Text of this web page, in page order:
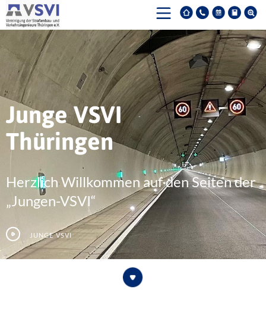
Junge VSVI
Thüringen
Herzlich Willkommen auf den Seiten der
„Jungen-VSVI“
Junge VSVI